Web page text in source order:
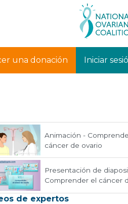
una donación Iniciar
Animación -
cáncer de ovario
Presentación de
Comprender el cáncer
de expertos